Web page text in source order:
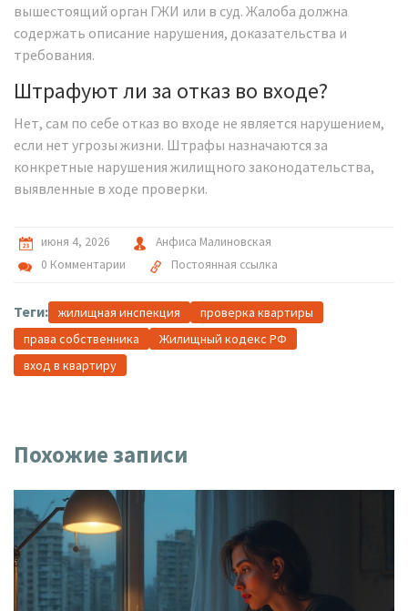
вышестоящий орган ГЖИ или в суд. Жалоба должна
содержать описание нарушения, доказательства и
требования.
Штрафуют ли за отказ во входе?
Нет, сам по себе отказ во входе не является нарушением,
если нет угрозы жизни. Штрафы назначаются за
конкретные нарушения жилищного законодательства,
выявленные в ходе проверки.
июня 4, 2026
Анфиса Малиновская
0 Комментарии
Постоянная ссылка
Теги: жилищная инспекция
проверка квартиры
права собственника
Жилищный кодекс РФ
вход в квартиру
Похожие записи